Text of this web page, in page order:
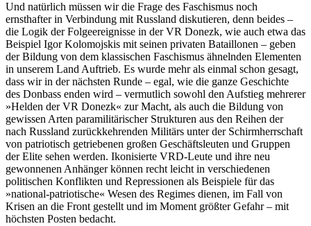
Und natürlich müssen wir die Frage des Faschismus noch
ernsthafter in Verbindung mit Russland diskutieren, denn beides –
die Logik der Folgeereignisse in der VR Donezk, wie auch etwa das
Beispiel Igor Kolomojskis mit seinen privaten Bataillonen – geben
der Bildung von dem klassischen Faschismus ähnelnden Elementen
in unserem Land Auftrieb. Es wurde mehr als einmal schon gesagt,
dass wir in der nächsten Runde – egal, wie die ganze Geschichte
des Donbass enden wird – vermutlich sowohl den Aufstieg mehrerer
»Helden der VR Donezk« zur Macht, als auch die Bildung von
gewissen Arten paramilitärischer Strukturen aus den Reihen der
nach Russland zurückkehrenden Militärs unter der Schirmherrschaft
von patriotisch getriebenen großen Geschäftsleuten und Gruppen
der Elite sehen werden. Ikonisierte VRD-Leute und ihre neu
gewonnenen Anhänger können recht leicht in verschiedenen
politischen Konflikten und Repressionen als Beispiele für das
»national-patriotische« Wesen des Regimes dienen, im Fall von
Krisen an die Front gestellt und im Moment größter Gefahr – mit
höchsten Posten bedacht.